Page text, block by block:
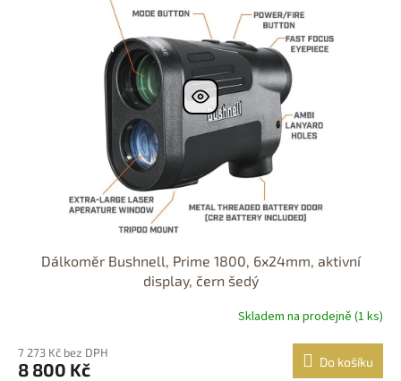
Dostupnost 24h
Dálkoměr Bushnell, Prime 1800, 6x24mm, aktivní
display, čern šedý
Skladem na prodejně (1 ks)
7 273 Kč bez DPH
8 800 Kč Do košíku